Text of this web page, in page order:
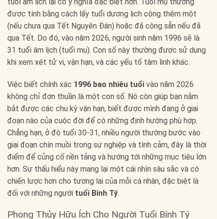
được tính bằng cách lấy tuổi dương lịch cộng thêm một
(nếu chưa qua Tết Nguyên Đán) hoặc đã cộng sẵn nếu đã
qua Tết. Do đó, vào năm 2026, người sinh năm 1996 sẽ là
31 tuổi âm lịch (tuổi mụ). Con số này thường được sử dụng
khi xem xét tử vi, vận hạn, và các yếu tố tâm linh khác.
Việc biết chính xác 1996 bao nhiêu tuổi vào năm 2026
không chỉ đơn thuần là một con số. Nó còn giúp bạn nắm
bắt được các chu kỳ vận hạn, biết được mình đang ở giai
đoạn nào của cuộc đời để có những định hướng phù hợp.
Chẳng hạn, ở độ tuổi 30-31, nhiều người thường bước vào
giai đoạn chín muồi trong sự nghiệp và tình cảm, đây là thời
điểm để củng cố nền tảng và hướng tới những mục tiêu lớn
hơn. Sự thấu hiểu này mang lại một cái nhìn sâu sắc và có
chiến lược hơn cho tương lai của mỗi cá nhân, đặc biệt là
đối với những người tuổi Bính Tý.
Phong Thủy Hữu Ích Cho Người Tuổi Bính Tý